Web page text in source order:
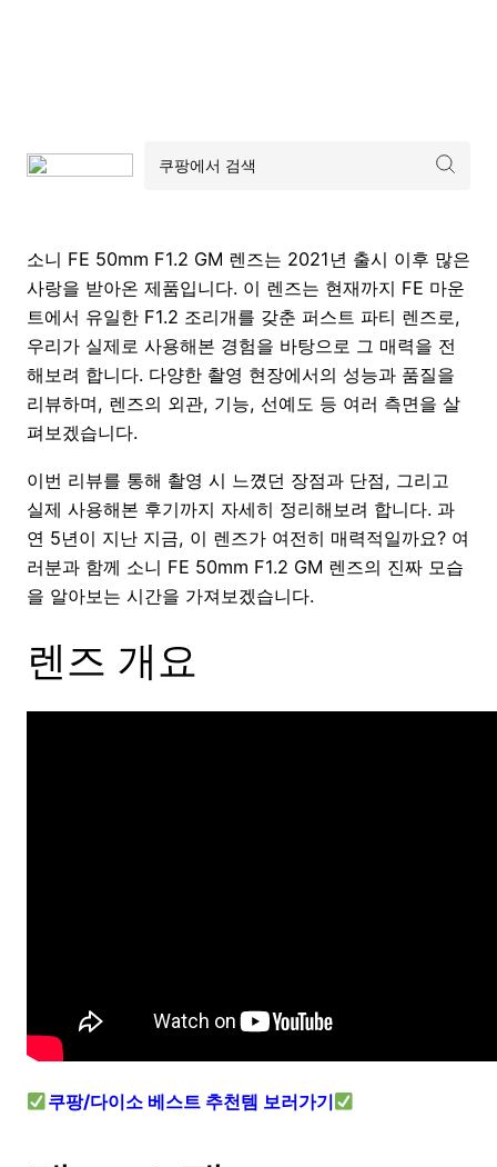
소니 FE 50mm F1.2 GM 렌즈는 2021년 출시 이후 많은
사랑을 받아온 제품입니다. 이 렌즈는 현재까지 FE 마운
트에서 유일한 F1.2 조리개를 갖춘 퍼스트 파티 렌즈로,
우리가 실제로 사용해본 경험을 바탕으로 그 매력을 전
해보려 합니다. 다양한 촬영 현장에서의 성능과 품질을
리뷰하며, 렌즈의 외관, 기능, 선예도 등 여러 측면을 살
펴보겠습니다.
이번 리뷰를 통해 촬영 시 느꼈던 장점과 단점, 그리고
실제 사용해본 후기까지 자세히 정리해보려 합니다. 과
연 5년이 지난 지금, 이 렌즈가 여전히 매력적일까요? 여
러분과 함께 소니 FE 50mm F1.2 GM 렌즈의 진짜 모습
을 알아보는 시간을 가져보겠습니다.
렌즈 개요
쿠팡/다이소 베스트 추천템 보러가기